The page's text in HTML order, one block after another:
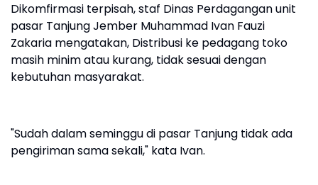
Dikomfirmasi terpisah, staf Dinas Perdagangan unit
pasar Tanjung Jember Muhammad Ivan Fauzi
Zakaria mengatakan, Distribusi ke pedagang toko
masih minim atau kurang, tidak sesuai dengan
kebutuhan masyarakat.
"Sudah dalam seminggu di pasar Tanjung tidak ada
pengiriman sama sekali," kata Ivan.